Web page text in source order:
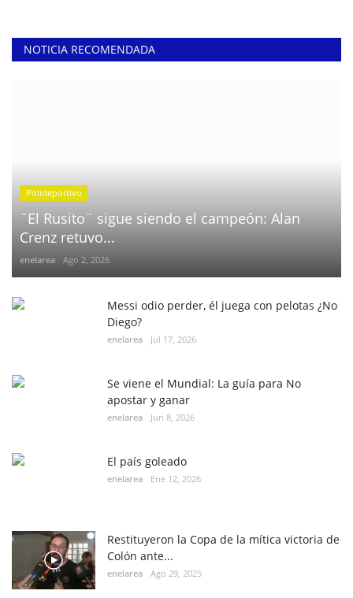
NOTICIA RECOMENDADA
Polideportivo
¨El Rusito¨ sigue siendo el campeón: Alan
Crenz retuvo...
enelarea Ago 2, 2026
Messi odio perder, él juega con pelotas ¿No
Diego?
enelarea Jul 17, 2026
Se viene el Mundial: La guía para No
apostar y ganar
enelarea Jun 8, 2026
El país goleado
enelarea Ene 12, 2026
Restituyeron la Copa de la mítica victoria de
Colón ante...
enelarea Ago 29, 2025